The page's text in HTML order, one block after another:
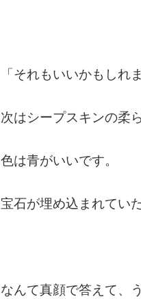
「それもいいかもしれ
次はシープスキンの柔
色は青がいいです。
宝石が埋め込まれてい
なんて真顔で答えて、